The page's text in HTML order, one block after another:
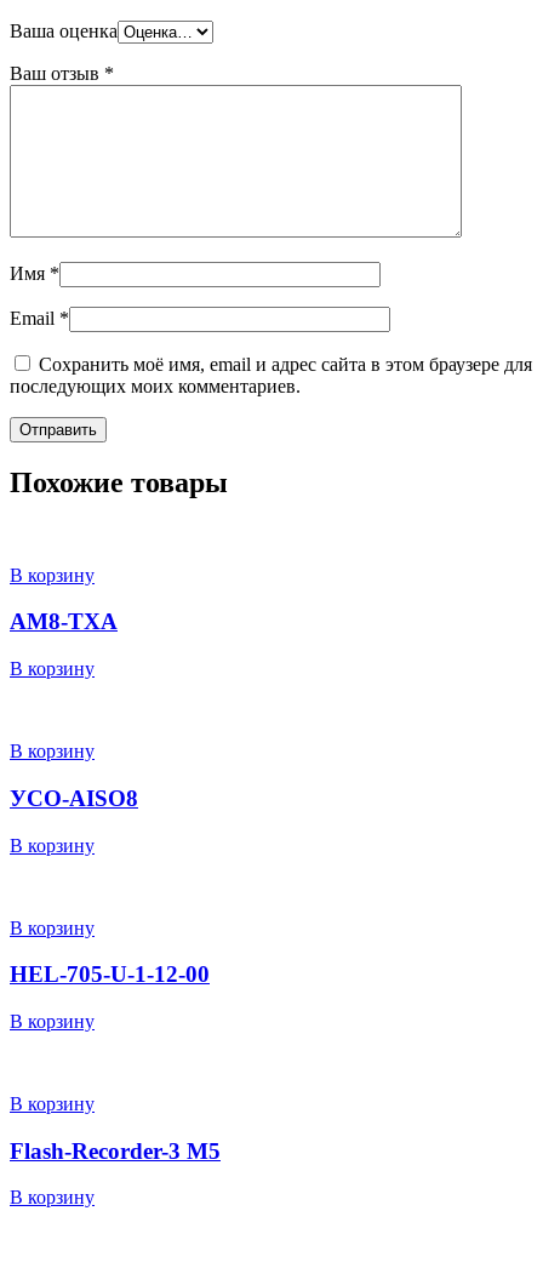
Ваша оценка
Ваш отзыв *
Имя *
Email *
Сохранить моё имя, email и адрес сайта в этом браузере для
последующих моих комментариев.
Похожие товары
В корзину
АМ8-TXA
В корзину
В корзину
УСО-AISO8
В корзину
В корзину
HEL-705-U-1-12-00
В корзину
В корзину
Flash-Recorder-3 М5
В корзину